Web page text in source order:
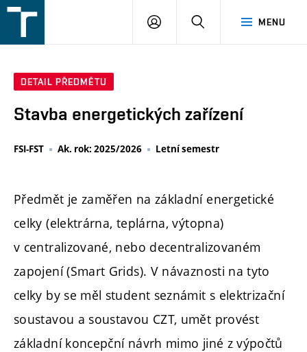
v
MENU
PŘIHLÁŠENÍ
DETAIL PŘEDMĚTU
Stavba energetických zařízení
FSI-FST Ak. rok: 2025/2026 Letní semestr
Předmět je zaměřen na základní energetické
celky (elektrárna, teplárna, výtopna)
v centralizované, nebo decentralizovaném
zapojení (Smart Grids). V návaznosti na tyto
celky by se měl student seznámit s elektrizační
soustavou a soustavou CZT, umět provést
základní koncepční návrh mimo jiné z výpočtů